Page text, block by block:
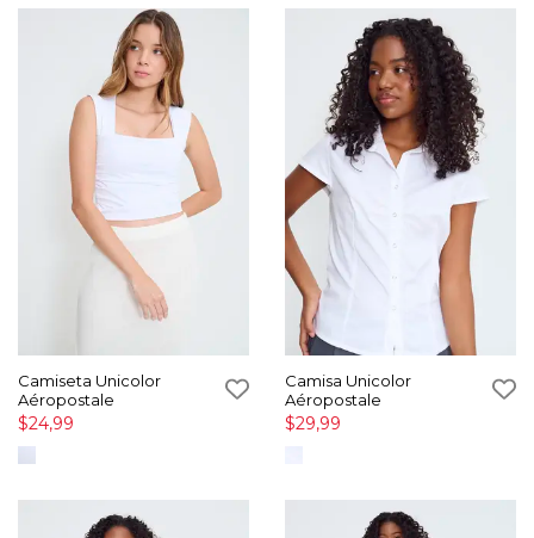
Camiseta Unicolor
Aéropostale
$24,99
Camisa Unicolor
Aéropostale
$29,99